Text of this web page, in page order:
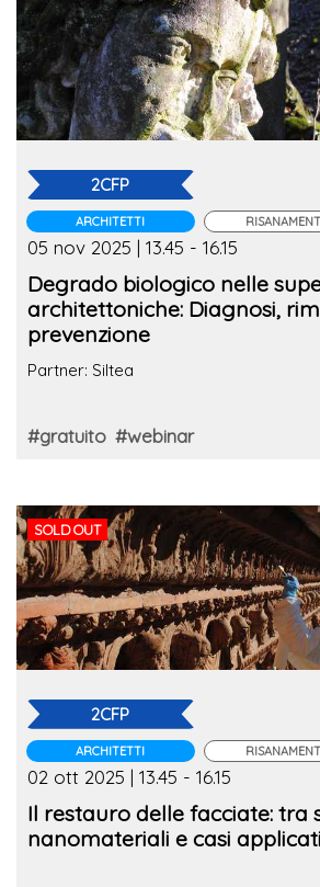
2CFP
ARCHITETTI
05 nov 2025 | 13.45 - 16.15
Degrado biologico nelle
architettoniche: Diagnosi,
prevenzione
Partner: Siltea
#gratuito #webinar
SOLD OUT
2CFP
ARCHITETTI
02 ott 2025 | 13.45 - 16.15
Il restauro delle facciate: tra
nanomateriali e casi